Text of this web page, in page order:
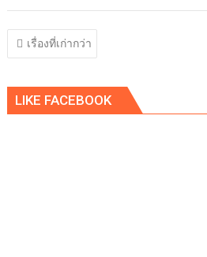
แนะแนว
เรื่อง
เรื่องที่เก่ากว่า
LIKE FACEBOOK